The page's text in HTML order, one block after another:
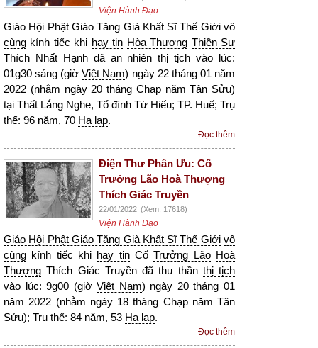
Viện Hành Đạo
Giáo Hội Phật Giáo Tăng Già Khất Sĩ Thế Giới vô
cùng kính tiếc khi hay tin Hòa Thượng Thiền Sư
Thích Nhất Hạnhđã an nhiên thị tịch vào lúc:
01g30 sáng (giờViệt Nam) ngày 22 tháng 01 năm
2022 (nhằm ngày 20 tháng Chạp năm Tân Sửu)
tại Thất Lắng Nghe, Tổ đình Từ Hiếu; TP. Huế; Trụ
thế: 96 năm, 70 Hạ lạp.
Đọc thêm
Điện Thư Phân Ưu: Cố
Trưởng Lão Hoà Thượng
Thích Giác Truyền
22/01/2022 (Xem: 17618)
Viện Hành Đạo
Giáo Hội Phật Giáo Tăng Già Khất Sĩ Thế Giới vô
cùng kính tiếc khi hay tinCốTrưởng Lão Hoà
Thượng Thích Giác Truyền đã thu thần thị tịch
vào lúc: 9g00 (giờViệt Nam) ngày 20 tháng 01
năm 2022 (nhằm ngày 18 tháng Chạp năm Tân
Sửu); Trụ thế: 84 năm, 53 Hạ lạp.
Đọc thêm